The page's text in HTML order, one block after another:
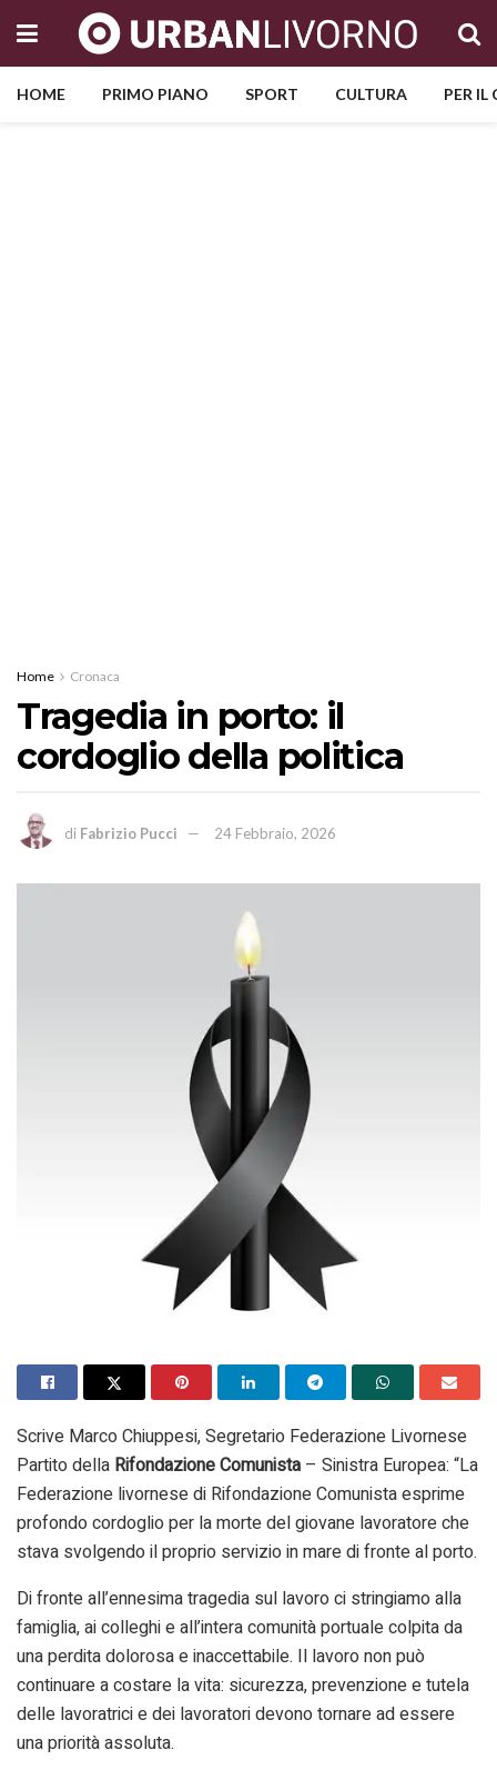
HOME PRIMO PIANO SPORT CULTURA PER
Home Cronaca
Tragedia in porto: il
cordoglio della politica
di Fabrizio Pucci 24 Febbraio, 2026
Scrive Marco Chiuppesi, Segretario Federazione Livornese
Partito della Rifondazione Comunista – Sinistra Europea: “La
Federazione livornese di Rifondazione Comunista esprime
profondo cordoglio per la morte del giovane lavoratore che
stava svolgendo il proprio servizio in mare di fronte al porto.
Di fronte all’ennesima tragedia sul lavoro ci stringiamo alla
famiglia, ai colleghi e all’intera comunità portuale colpita da
una perdita dolorosa e inaccettabile. Il lavoro non può
continuare a costare la vita: sicurezza, prevenzione e tutela
delle lavoratrici e dei lavoratori devono tornare ad essere
una priorità assoluta.